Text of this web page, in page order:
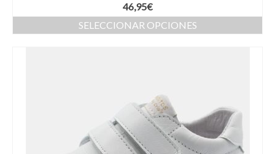
46,95€
SELECCIONAR OPCIONES